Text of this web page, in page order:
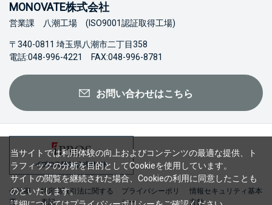
MONOVATE株式会社
営業課 八潮工場 (ISO9001認証取得工場)
〒340-0811 埼玉県八潮市二丁目358
電話:048-996-4221 FAX:048-996-8781
お問い合わせはこちら
会社概
要
特定商取引法に関する
表記
プライバシーポリ
シー
情報セキュリティ基本
方針
当サイトでは利用体験の向上およびコンテンツの最適な提供、ト
ラフィックの分析を目的としてCookieを使用しています。
サイトの閲覧を継続された場合、Cookieの利用に同意したことも
のといたします。